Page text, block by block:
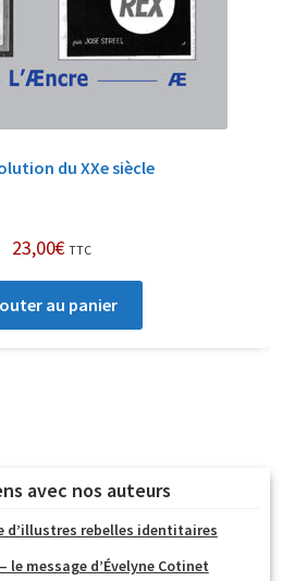
du XXe siècle
23,00€ TTC
au panier
avec nos auteurs
d’illustres rebelles identitaires
le message d’Évelyne Cotinet